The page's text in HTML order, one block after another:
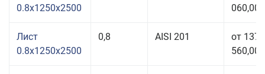
0.8x1250x2500
060,00
Лист
0.8x1250x2500
0,8 AISI 201
от 137
560,00